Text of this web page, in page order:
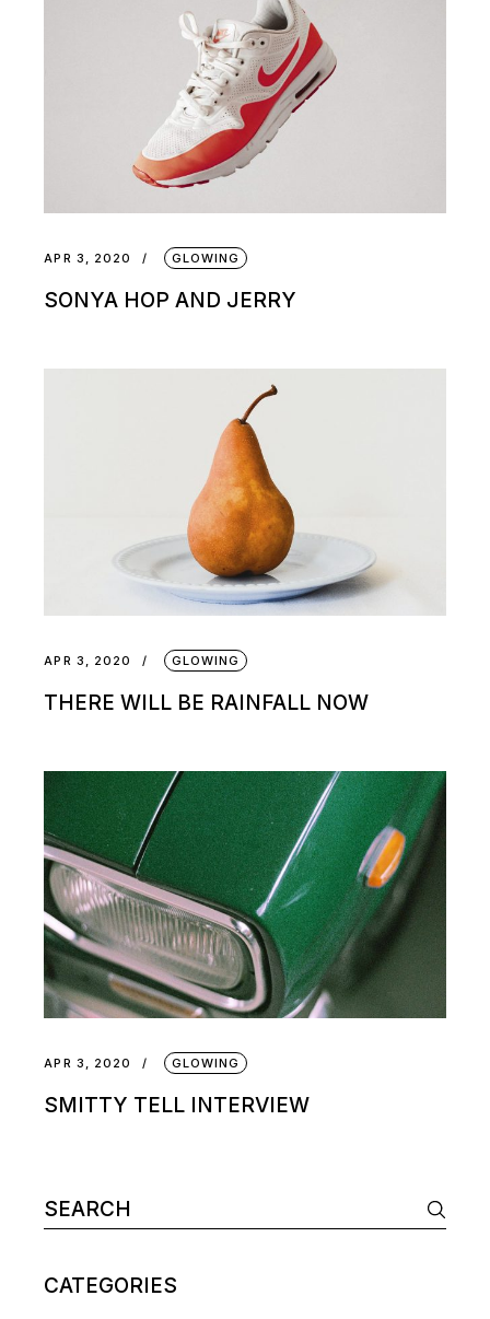
APR 3, 2020 GLOWING
SONYA HOP AND JERRY
APR 3, 2020 GLOWING
THERE WILL BE RAINFALL NOW
APR 3, 2020 GLOWING
SMITTY TELL INTERVIEW
CATEGORIES